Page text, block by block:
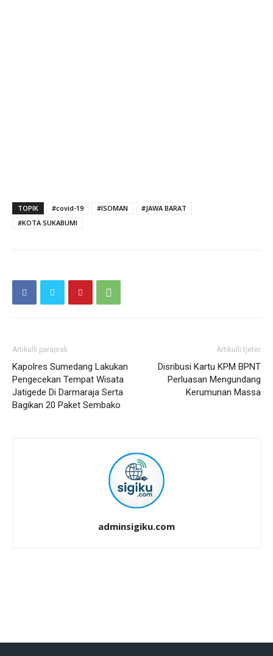
TOPIK #covid-19 #ISOMAN
#JAWA BARAT
#KOTA SUKABUMI
Artikulli paraprak
Kapolres Sumedang Lakukan
Pengecekan Tempat Wisata
Jatigede Di Darmaraja Serta
Bagikan 20 Paket Sembako
Artikulli tjetër
Disribusi Kartu KPM BPNT
Perluasan Mengundang
Kerumunan Massa
adminsigiku.com